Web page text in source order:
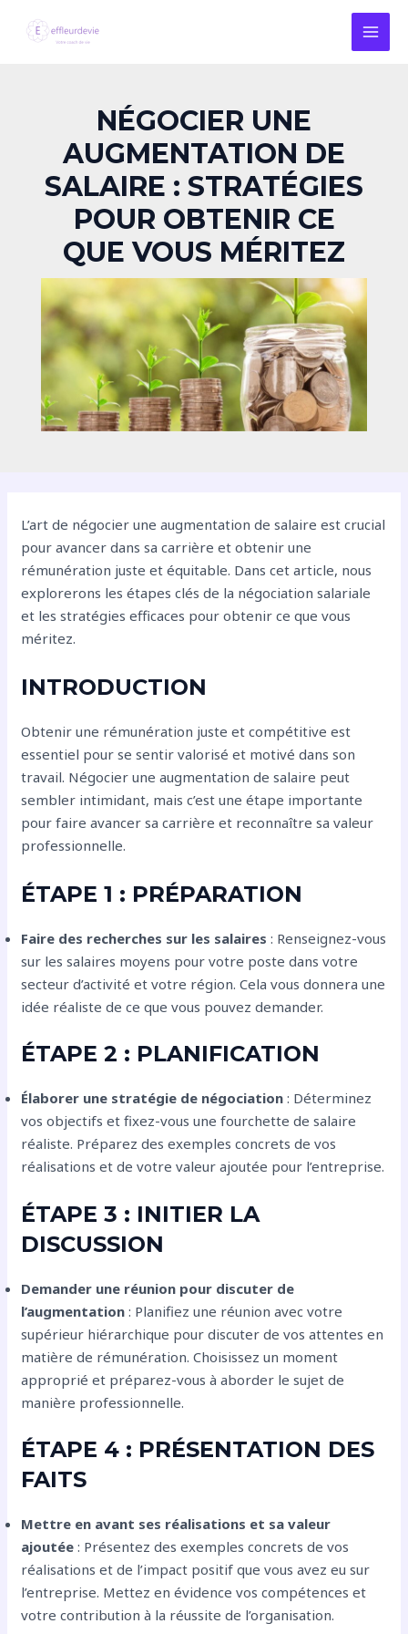
NÉGOCIER UNE
AUGMENTATION DE
SALAIRE : STRATÉGIES
POUR OBTENIR CE
QUE VOUS MÉRITEZ
L’art de négocier une augmentation de salaire est crucial
pour avancer dans sa carrière et obtenir une
rémunération juste et équitable. Dans cet article, nous
explorerons les étapes clés de la négociation salariale
et les stratégies efficaces pour obtenir ce que vous
méritez.
INTRODUCTION
Obtenir une rémunération juste et compétitive est
essentiel pour se sentir valorisé et motivé dans son
travail. Négocier une augmentation de salaire peut
sembler intimidant, mais c’est une étape importante
pour faire avancer sa carrière et reconnaître sa valeur
professionnelle.
ÉTAPE 1 : PRÉPARATION
Faire des recherches sur les salaires : Renseignez-vous
sur les salaires moyens pour votre poste dans votre
secteur d’activité et votre région. Cela vous donnera une
idée réaliste de ce que vous pouvez demander.
ÉTAPE 2 : PLANIFICATION
Élaborer une stratégie de négociation : Déterminez
vos objectifs et fixez-vous une fourchette de salaire
réaliste. Préparez des exemples concrets de vos
réalisations et de votre valeur ajoutée pour l’entreprise.
ÉTAPE 3 : INITIER LA
DISCUSSION
Demander une réunion pour discuter de
l’augmentation : Planifiez une réunion avec votre
supérieur hiérarchique pour discuter de vos attentes en
matière de rémunération. Choisissez un moment
approprié et préparez-vous à aborder le sujet de
manière professionnelle.
ÉTAPE 4 : PRÉSENTATION DES
FAITS
Mettre en avant ses réalisations et sa valeur
ajoutée : Présentez des exemples concrets de vos
réalisations et de l’impact positif que vous avez eu sur
l’entreprise. Mettez en évidence vos compétences et
votre contribution à la réussite de l’organisation.
des